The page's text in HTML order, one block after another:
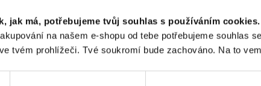
jak má, potřebujeme tvůj souhlas s používáním cookies.
na našem e-shopu od tebe potřebujeme souhlas
tvém prohlížeči. Tvé soukromí bude zachováno. Na to